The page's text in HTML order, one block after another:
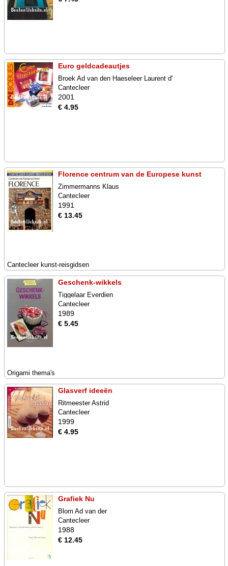
Euro geldcadeautjes
Broek Ad van den Haeseleer Laurent d'
Cantecleer
2001
€ 4.95
Florence centrum van de Europese kunst
Zimmermanns Klaus
Cantecleer
1991
€ 13.45
Cantecleer kunst-reisgidsen
Geschenk-wikkels
Tiggelaar Everdien
Cantecleer
1989
€ 5.45
Origami thema's
Glasverf ideeën
Ritmeester Astrid
Cantecleer
1999
€ 4.95
Grafiek Nu
Blom Ad van der
Cantecleer
1988
€ 12.45